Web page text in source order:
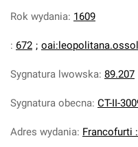
Rok wydania: 1609
: 672 ;
Sygnatura lwowska: 89.207
Sygnatura obecna: CT-II-
Adres wydania: Francofurti